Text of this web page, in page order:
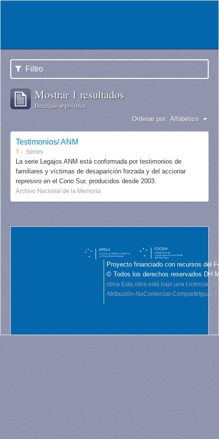
Filtro
Mostrar 1 resultados
Descrição arquivística
Ordenar por: Alfabético
Testimonios/ ANM
T Séries
La serie Legajos ANM está conformada por testimonios de
familiares y víctimas de desaparición forzada y del accionar
represivo en el Cono Sur, producidos desde 2003.
Archivo Nacional de la Memoria
Proyecto financiado con recursos del
© Todos los derechos reservados DH
cbna Esta obra está bajo una Licencia
Atribución-NoComercial-CompartirIgual